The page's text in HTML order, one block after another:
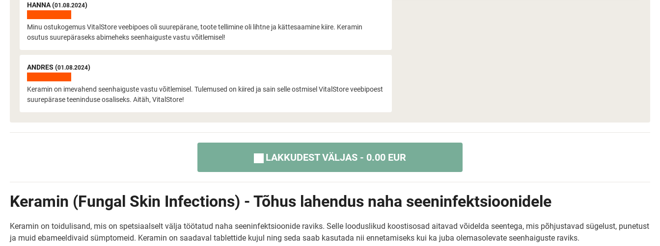
HANNA (01.08.2024)
Minu ostukogemus VitalStore veebipoes oli suurepärane, toote tellimine oli lihtne ja kättesaamine kiire. Keramin
osutus suurepäraseks abimeheks seenhaiguste vastu võitlemisel!
ANDRES (01.08.2024)
Keramin on imevahend seenhaiguste vastu võitlemisel. Tulemused on kiired ja sain selle ostmisel VitalStore veebipoest
suurepärase teeninduse osaliseks. Aitäh, VitalStore!
LAKKUDEST VÄLJAS - 0.00 EUR
Keramin (Fungal Skin Infections) - Tõhus lahendus naha seeninfektsioonidele
Keramin on toidulisand, mis on spetsiaalselt välja töötatud naha seeninfektsioonide raviks. Selle looduslikud koostisosad aitavad võidelda seentega, mis põhjustavad sügelust, punetust
ja muid ebameeldivaid sümptomeid. Keramin on saadaval tablettide kujul ning seda saab kasutada nii ennetamiseks kui ka juba olemasolevate seenhaiguste raviks.